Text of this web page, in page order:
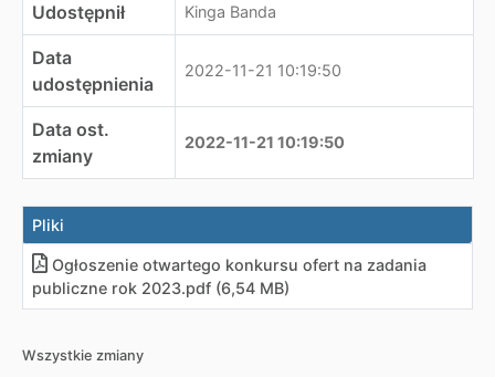
Udostępnił Kinga Banda
Data
udostępnienia
2022-11-21 10:19:50
Data ost.
zmiany
2022-11-21 10:19:50
Pliki
Ogłoszenie otwartego konkursu ofert na zadania
publiczne rok 2023.pdf (6,54 MB)
Wszystkie zmiany